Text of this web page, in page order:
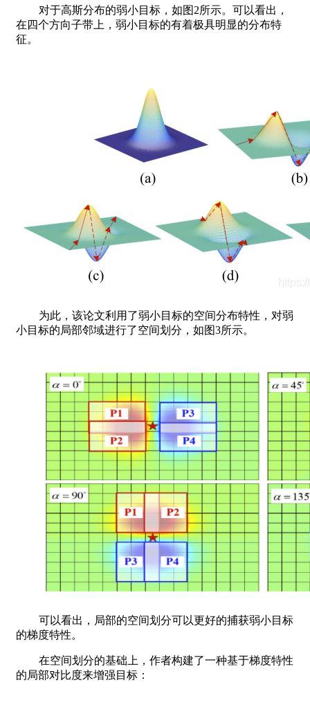
对于高斯分布的弱小目标，如图2所示。可以看出，
在四个方向子带上，弱小目标的有着极具明显的分布特
征。
为此，该论文利用了弱小目标的空间分布特性，对弱
小目标的局部邻域进行了空间划分，如图3所示。
可以看出，局部的空间划分可以更好的捕获弱小目标
的梯度特性。
在空间划分的基础上，作者构建了一种基于梯度特性
的局部对比度来增强目标：